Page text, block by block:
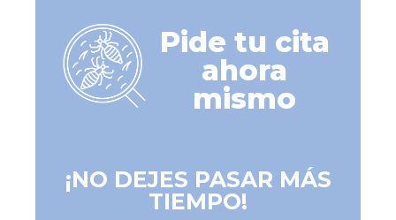
Pide tu cita
ahora
mismo
¡NO DEJES PASAR MÁS
TIEMPO!